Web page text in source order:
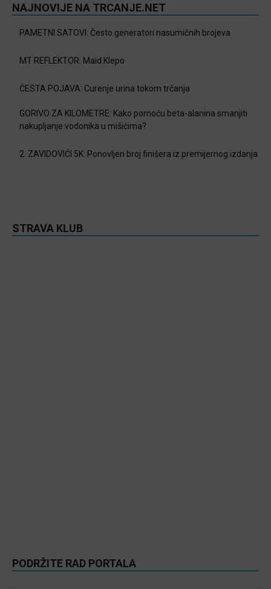
NAJNOVIJE NA TRCANJE.NET
PAMETNI SATOVI: Često generatori nasumičnih brojeva
MT REFLEKTOR: Maid Klepo
ČESTA POJAVA: Curenje urina tokom trčanja
GORIVO ZA KILOMETRE: Kako pomoću beta-alanina smanjiti
nakupljanje vodonika u mišićima?
2. ZAVIDOVIĆI 5K: Ponovljen broj finišera iz premijernog izdanja
STRAVA KLUB
PODRŽITE RAD PORTALA